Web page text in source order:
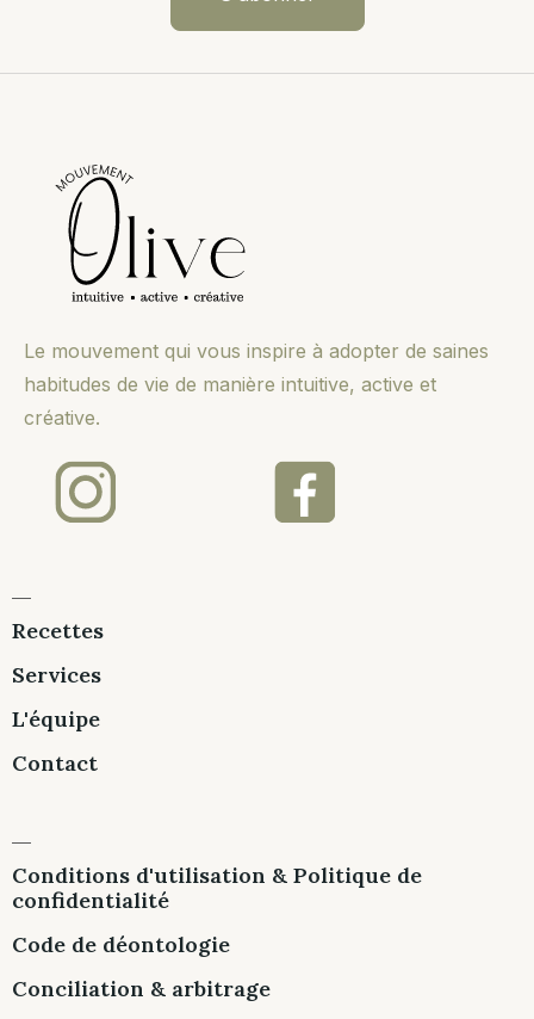
Le mouvement qui vous inspire à adopter de saines
habitudes de vie de manière intuitive, active et
créative.
Recettes
Services
L'équipe
Contact
Conditions d'utilisation & Politique de
confidentialité
Code de déontologie
Conciliation & arbitrage